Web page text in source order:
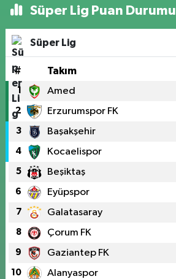
Süper Lig Puan Durumu
Süper Lig
# Takım
1 Amed
2 Erzurumspor FK
3 Başakşehir
4 Kocaelispor
5 Beşiktaş
6 Eyüpspor
7 Galatasaray
8 Çorum FK
9 Gaziantep FK
10 Alanyaspor